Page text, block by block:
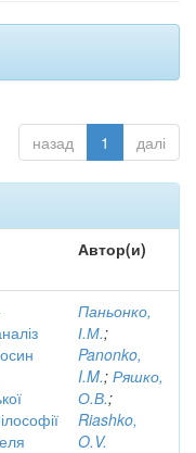
назад 1 далі
Автор(и)
Паньонко,
І.М.;
Panonko,
I.M.; Ряшко,
О.В.;
Riashko,
O.V.